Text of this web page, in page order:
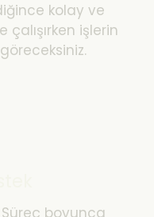
kolay ve
işlerin
Süreç boyunca